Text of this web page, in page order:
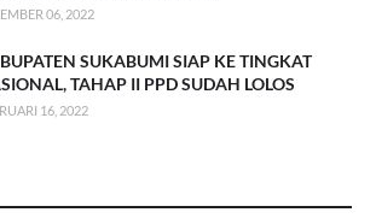
06, 2022
SUKABUMI SIAP KE TINGKAT
TAHAP II PPD SUDAH LOLOS
16, 2022